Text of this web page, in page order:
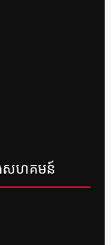
សហគមន៍